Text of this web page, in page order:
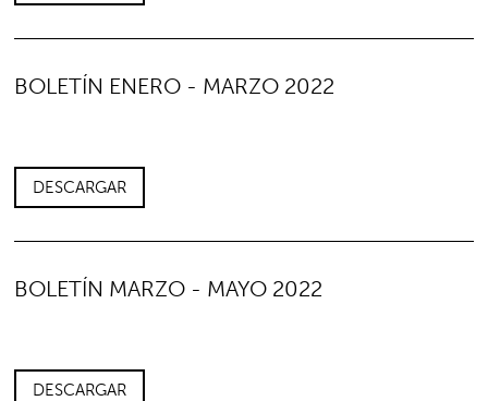
BOLETÍN ENERO - MARZO 2022
DESCARGAR
BOLETÍN MARZO - MAYO 2022
DESCARGAR